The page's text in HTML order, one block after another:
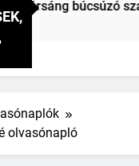
búcsúzó szavai
olvasónapló